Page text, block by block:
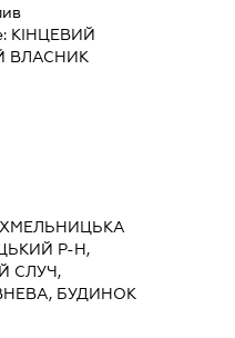
КІНЦЕВИЙ
ВЛАСНИК
ХМЕЛЬНИЦЬКА
Р-Н,
СЛУЧ,
БУДИНОК